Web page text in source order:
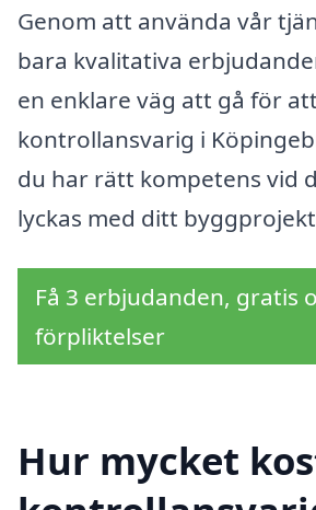
Genom att använda vår
bara kvalitativa
en enklare väg att gå för
kontrollansvarig i
du har rätt kompetens vid
lyckas med ditt
Få 3 erbjudanden, gratis
förpliktelser
Hur mycket